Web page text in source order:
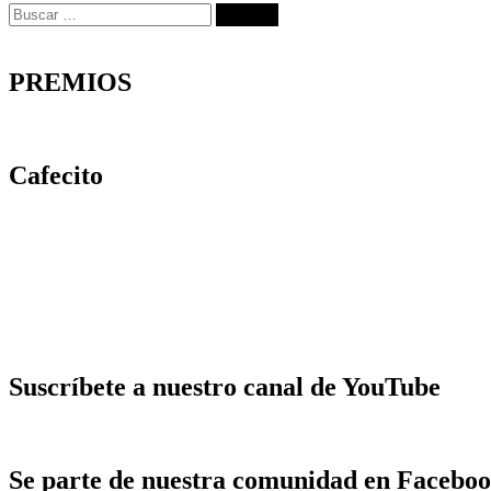
Buscar:
PREMIOS
Cafecito
Suscríbete a nuestro canal de YouTube
Se parte de nuestra comunidad en